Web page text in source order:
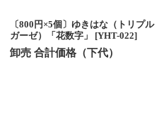
〔800円×5個〕ゆきはな（トリプル
ガーゼ）「花数字」
[YHT-022]
卸売 合計価格（下代）